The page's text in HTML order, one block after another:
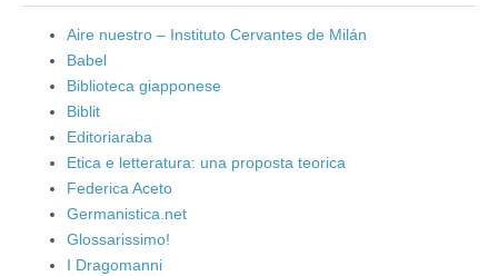
Aire nuestro – Instituto Cervantes de Milán
Babel
Biblioteca giapponese
Biblit
Editoriaraba
Etica e letteratura: una proposta teorica
Federica Aceto
Germanistica.net
Glossarissimo!
I Dragomanni